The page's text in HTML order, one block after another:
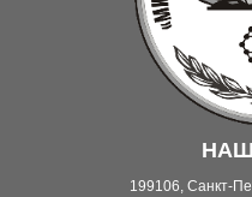
199106, Санкт-